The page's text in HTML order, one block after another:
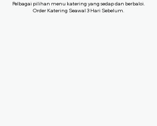
Pelbagai pilihan menu katering yang sedap dan berbaloi.
Order Katering Seawal 3 Hari Sebelum.